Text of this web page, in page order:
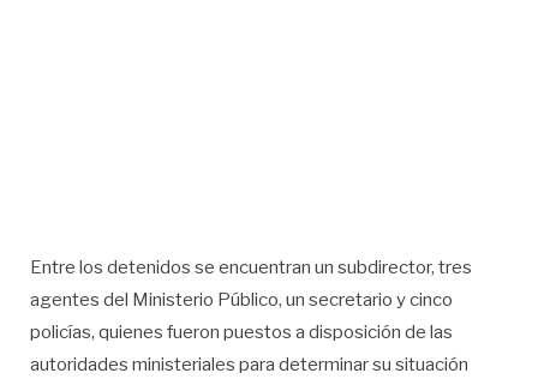
Entre los detenidos se encuentran un subdirector, tres
agentes del Ministerio Público, un secretario y cinco
policías, quienes fueron puestos a disposición de las
autoridades ministeriales para determinar su situación